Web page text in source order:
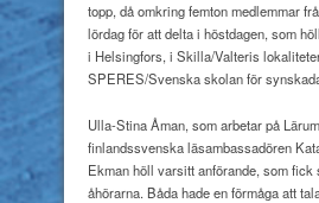
topp, då omkring femton medlemmar
lördag för att delta i höstdagen, som
i Helsingfors, i Skilla/Valteris
SPERES/Svenska skolan för
Ulla-Stina Åman, som arbetar på
finlandssvenska läsambassadören
Ekman höll varsitt anförande, som fick
åhörarna. Båda hade en förmåga att